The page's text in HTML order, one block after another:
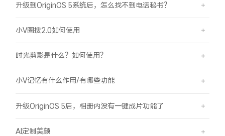
升级到OriginOS 5系统后，怎么找不到电话秘书？
小V圈搜2.0如何使用
时光剪影是什么？如何使用？
小V记忆有什么作用/有哪些功能
升级OriginOS 5后，相册内没有一键成片功能了
AI定制美颜